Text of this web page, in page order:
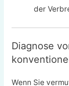
der
Diagnose
Wenn Sie